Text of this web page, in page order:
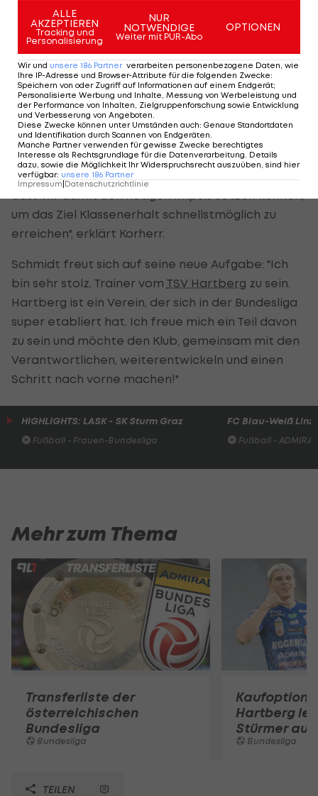
erkennen, weshalb wir uns für einen
Trainerwechsel entschieden haben. Wir möchten
uns bei Kurt, der bis zum letzten Tag immer alles
gegeben hat, für seinen Einsatz herzlich
bedanken und wünschen ihm alles Gute für die
Zukunft", so Korherr weiter.
Klaus Schmidt passe zumTSV Hartberg
Faust aufs Auge. Ein erfahrener Mann, der auf sein
Engagement brennt. Wir sind davon überzeugt,
um das Ziel Klassenerhalt schnellstmöglich zu
erreichen", erklärt Korherr.
Schmidt freut sich auf seine neue Aufgabe: "Ich
bin sehr stolz, Trainer vom TSV Hartberg zu sein.
Hartberg ist ein Verein, der sich in der Bundesliga
super etabliert hat. Ich freue mich ein Teil davon
zu sein und möchte den Klub, gemeinsam mit den
Verantwortlichen, weiterentwickeln und einen
Schritt nach vorne machen!"
HIGHLIGHTS: LASK - SK Sturm Graz
Fußball - Frauen-Bundesliga
FC Blau-Weiß Linz
Fußball -
Mehr zum Thema
Transferliste der
österreichischen
Bundesliga
Bundesliga
Kaufoption
Hartberg
Stürmer aus
Bundesliga
TEILEN
ALLE
AKZEPTIEREN
Tracking und
Personalisierung
NUR
NOTWENDIGE
Weiter mit PUR-Abo
OPTIONEN
Wir und unsere 186 Partner verarbeiten personenbezogene Daten, wie
Ihre IP-Adresse und Browser-Attribute für die folgenden Zwecke:
Speichern von oder Zugriff auf Informationen auf einem Endgerät;
Personalisierte Werbung und Inhalte, Messung von Werbeleistung und
der Performance von Inhalten, Zielgruppenforschung sowie Entwicklung
und Verbesserung von Angeboten.
Diese Zwecke können unter Umständen auch: Genaue Standortdaten
und Identifikation durch Scannen von Endgeräten.
Manche Partner verwenden für gewisse Zwecke berechtigtes
Interesse als Rechtsgrundlage für die Datenverarbeitung. Details
dazu, sowie die Möglichkeit Ihr Widerspruchsrecht auszuüben, sind hier
verfügbar: unsere 186 Partner
Impressum Datenschutzrichtlinie